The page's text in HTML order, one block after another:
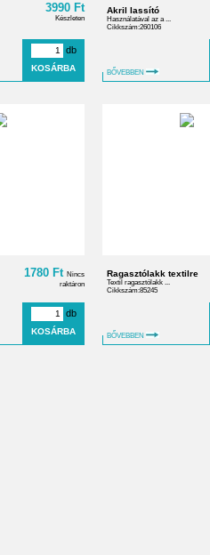
3990 Ft
Készleten
db
Akril lassító
Használatával az a ...
Cikkszám:260106
BŐVEBBEN
1780 Ft Nincs
raktáron
db
Ragasztólakk textilre
Textil ragasztólakk ...
Cikkszám:85245
BŐVEBBEN